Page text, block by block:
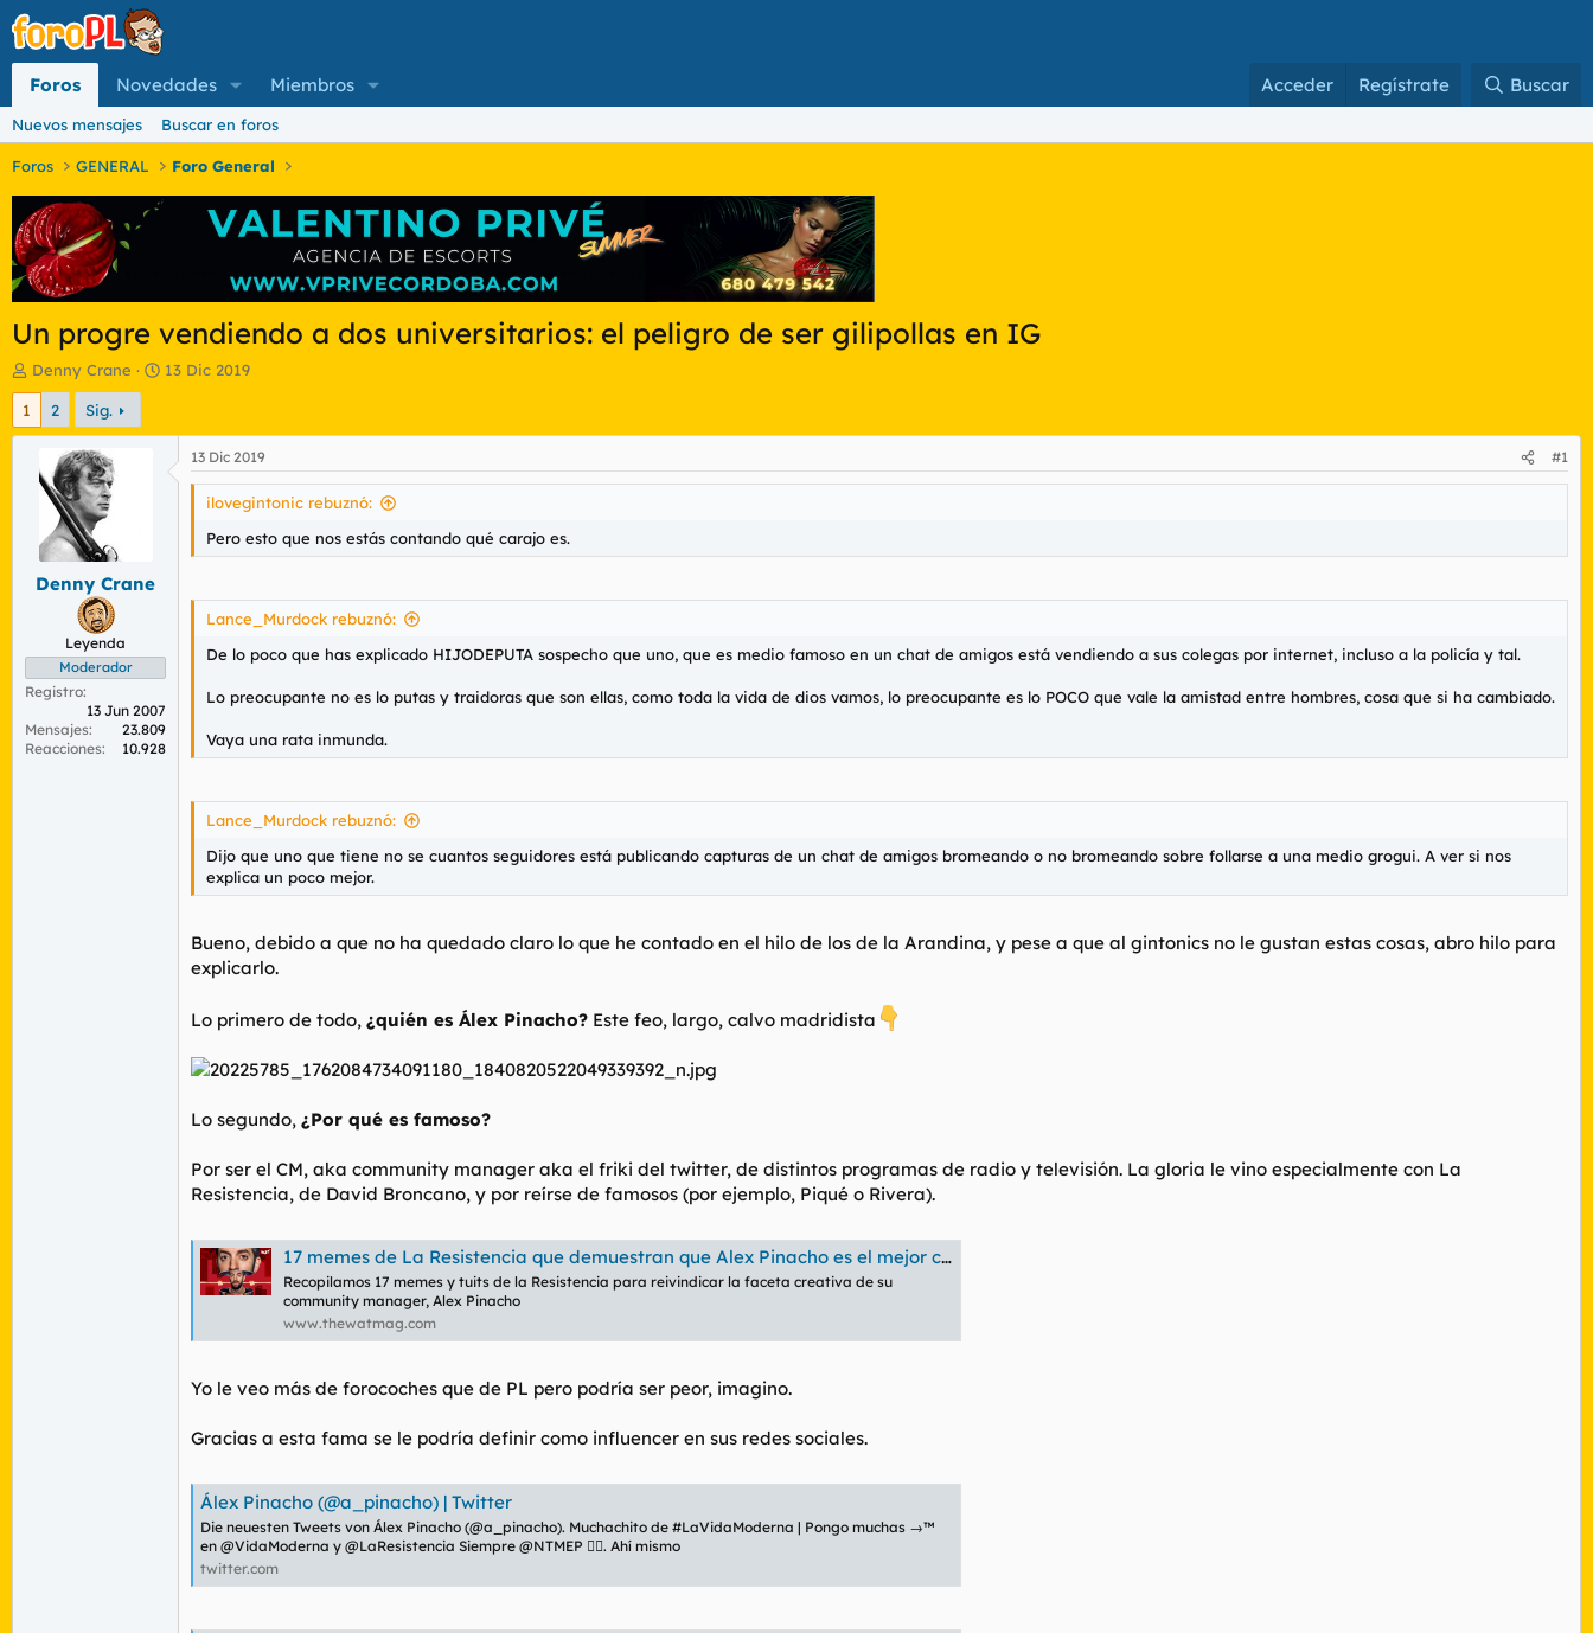
Foros Novedades Miembros Acceder Regístrate Buscar
Nuevos mensajes Buscar en foros
Foros GENERAL Foro General
Un progre vendiendo a dos universitarios: el peligro de ser gilipollas en IG
I
n
c
a
d
e
a
Denny Crane
F
h
d
13 Dic 2019
1 2 Sig.
Denny Crane
Leyenda
Moderador
Registro
13 Jun 2007
Mensajes
23.809
Reacciones
10.928
13 Dic 2019 #1
ilovegintonic rebuznó:
Pero esto que nos estás contando qué carajo es.
Lance_Murdock rebuznó:
De lo poco que has explicado HIJODEPUTA sospecho que uno, que es medio famoso en un chat de amigos está vendiendo a sus colegas por internet, incluso a la policía y tal.
Lo preocupante no es lo putas y traidoras que son ellas, como toda la vida de dios vamos, lo preocupante es lo POCO que vale la amistad entre hombres, cosa que si ha cambiado.
Vaya una rata inmunda.
Lance_Murdock rebuznó:
Dijo que uno que tiene no se cuantos seguidores está publicando capturas de un chat de amigos bromeando o no bromeando sobre follarse a una medio grogui. A ver si nos
explica un poco mejor.
Bueno, debido a que no ha quedado claro lo que he contado en el hilo de los de la Arandina, y pese a que al gintonics no le gustan estas cosas, abro hilo para
explicarlo.
Lo primero de todo, ¿quién es Álex Pinacho? Este feo, largo, calvo madridista
Lo segundo, ¿Por qué es famoso?
Por ser el CM, aka community manager aka el friki del twitter, de distintos programas de radio y televisión. La gloria le vino especialmente con La
Resistencia, de David Broncano, y por reírse de famosos (por ejemplo, Piqué o Rivera).
17 memes de La Resistencia que demuestran que Alex Pinacho es el mejor community manager de España
Recopilamos 17 memes y tuits de la Resistencia para reivindicar la faceta creativa de su
community manager, Alex Pinacho
www.thewatmag.com
Yo le veo más de forocoches que de PL pero podría ser peor, imagino.
Gracias a esta fama se le podría definir como influencer en sus redes sociales.
Álex Pinacho (@a_pinacho) | Twitter
Die neuesten Tweets von Álex Pinacho (@a_pinacho). Muchachito de #LaVidaModerna | Pongo muchas →™
en @VidaModerna y @LaResistencia Siempre @NTMEP ✊🏼. Ahí mismo
twitter.com